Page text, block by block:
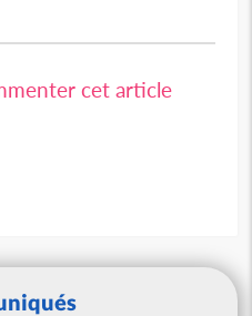
cet article